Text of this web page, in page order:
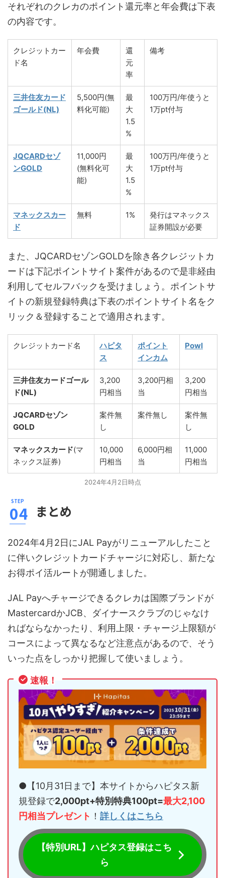
それぞれのクレカのポイント還元率と年会費は下表
の内容です。
クレジットカー
ド名
年会費
還
元
率
備考
三井住友カード
ゴールド(NL)
5,500円(無
料化可能)
最
大
1.5
%
100万円/年使うと
1万pt付与
JQCARDセゾ
ンGOLD
11,000円
(無料化可
能)
最
大
1.5
%
100万円/年使うと
1万pt付与
マネックスカー
ド
無料 1%
発行はマネックス
証券開設が必要
また、JQCARDセゾンGOLDを除き各クレジットカ
ードは下記ポイントサイト案件があるので是非経由
利用してセルフバックを受けましょう。ポイントサ
イトの新規登録特典は下表のポイントサイト名をク
リック＆登録することで適用されます。
クレジットカード名
ハピタ
ス
ポイント
インカム
Powl
三井住友カードゴール
ド(NL)
3,200
円相当
3,200円相
当
3,200
円相当
JQCARDセゾン
GOLD
案件無
し
案件無し
案件無
し
マネックスカード(マ
ネックス証券)
10,000
円相当
6,000円相
当
11,000
円相当
2024年4月2日時点
まとめ
2024年4月2日にJAL Payがリニューアルしたこと
に伴いクレジットカードチャージに対応し、新たな
お得ポイ活ルートが開通しました。
JAL Payへチャージできるクレカは国際ブランドが
MastercardかJCB、ダイナースクラブのじゃなけ
ればならなかったり、利用上限・チャージ上限額が
コースによって異なるなど注意点があるので、そう
いった点をしっかり把握して使いましょう。
速報！
●【10月31日まで】本サイトからハピタス新
規登録で2,000pt+特別特典100pt=最大2,100
円相当プレゼント ！ 詳しくはこちら
【特別URL】ハピタス登録はこち
ら